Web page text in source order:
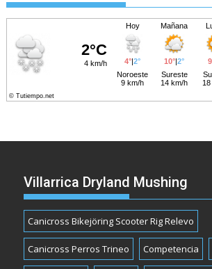
Villarrica Dryland Mushing
Canicross Bikejöring Scooter Rig Relevo
Canicross Perros Trineo Competencia